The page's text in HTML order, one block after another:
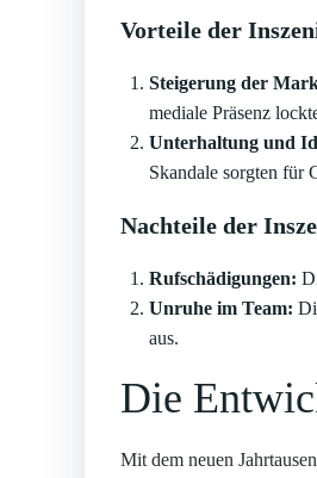
Vorteile der
Steigerung der
mediale Präsenz
Unterhaltung und
Skandale sorgten für
Nachteile der
Rufschädigungen:
Unruhe im Team:
aus.
Die
Mit dem neuen